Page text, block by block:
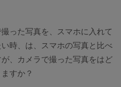
った写真を、スマホに入れて
時、は、スマホの写真と比べ
、カメラで撮った写真をはど
すか？